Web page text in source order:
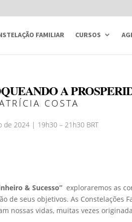
FAMILIAR CURSOS
A
COSTA
2024 | 19h30 – 21h30 BRT
& Sucesso” exploraremos as
de seus objetivos. As Constelações
nossas vidas, muitas vezes